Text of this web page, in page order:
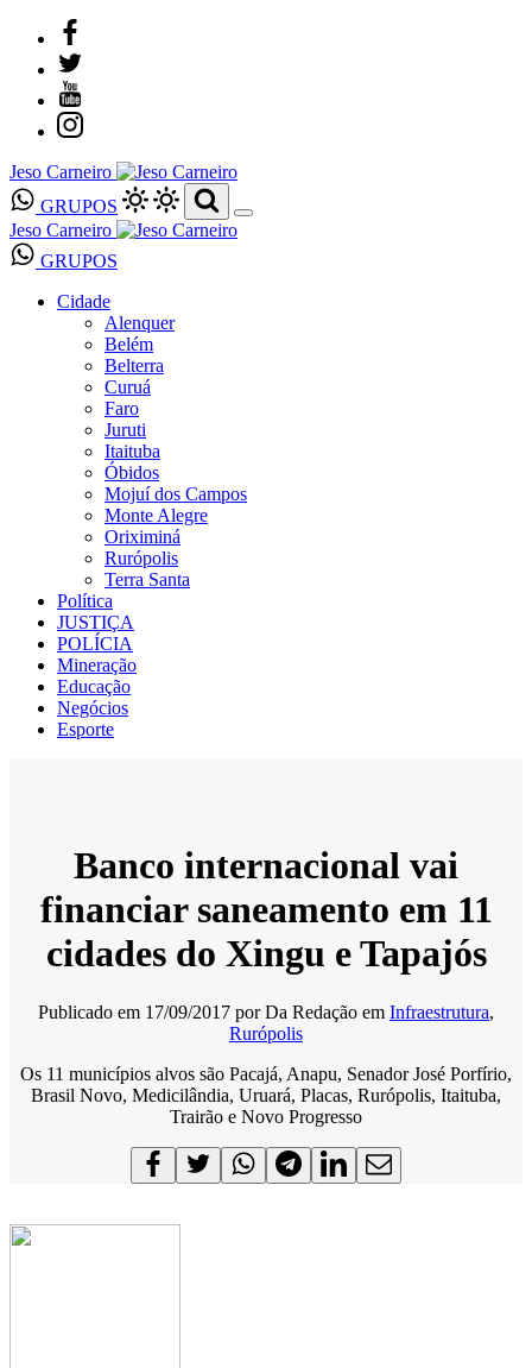
Jeso Carneiro
GRUPOS
Jeso Carneiro
GRUPOS
Cidade
Alenquer
Belém
Belterra
Curuá
Faro
Juruti
Itaituba
Óbidos
Mojuí dos Campos
Monte Alegre
Oriximiná
Rurópolis
Terra Santa
Política
JUSTIÇA
POLÍCIA
Mineração
Educação
Negócios
Esporte
Banco internacional vai
financiar saneamento em 11
cidades do Xingu e Tapajós
Publicado em 17/09/2017 porDa Redação em Infraestrutura,
Rurópolis
Os 11 municípios alvos são Pacajá, Anapu, Senador José Porfírio,
Brasil Novo, Medicilândia, Uruará, Placas, Rurópolis, Itaituba,
Trairão e Novo Progresso